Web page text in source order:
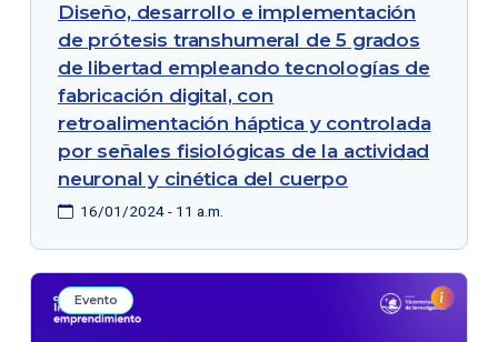
Diseño, desarrollo e implementación
de prótesis transhumeral de 5 grados
de libertad empleando tecnologías de
fabricación digital, con
retroalimentación háptica y controlada
por señales fisiológicas de la actividad
neuronal y cinética del cuerpo
16/01/2024 - 11 a.m.
Evento